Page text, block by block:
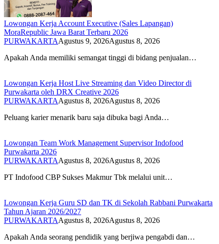
Lowongan Kerja Account Executive (Sales Lapangan)
MoraRepublic Jawa Barat Terbaru 2026
PURWAKARTAAgustus 9, 2026Agustus 8, 2026
Apakah Anda memiliki semangat tinggi di bidang penjualan…
Lowongan Kerja Host Live Streaming dan Video Director di
Purwakarta oleh DRX Creative 2026
PURWAKARTAAgustus 8, 2026Agustus 8, 2026
Peluang karier menarik baru saja dibuka bagi Anda…
Lowongan Team Work Management Supervisor Indofood
Purwakarta 2026
PURWAKARTAAgustus 8, 2026Agustus 8, 2026
PT Indofood CBP Sukses Makmur Tbk melalui unit…
Lowongan Kerja Guru SD dan TK di Sekolah Rabbani Purwakarta
Tahun Ajaran 2026/2027
PURWAKARTAAgustus 8, 2026Agustus 8, 2026
Apakah Anda seorang pendidik yang berjiwa pengabdi dan…